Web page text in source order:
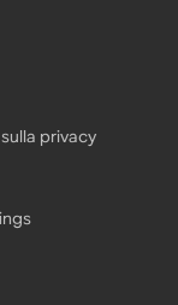
privacy